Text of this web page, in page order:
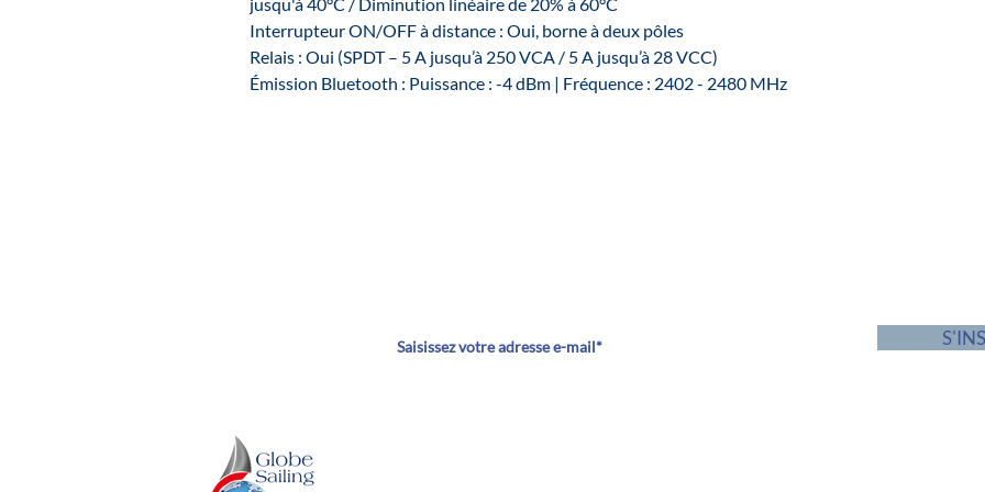
Interrupteur ON/OFF à distance : Oui, borne à deux pôles
Relais : Oui (SPDT – 5 A jusqu’à 250 VCA / 5 A jusqu’à 28 VCC)
Émission Bluetooth : Puissance : -4 dBm | Fréquence : 2402 - 2480 MHz
GLOBE SAILING